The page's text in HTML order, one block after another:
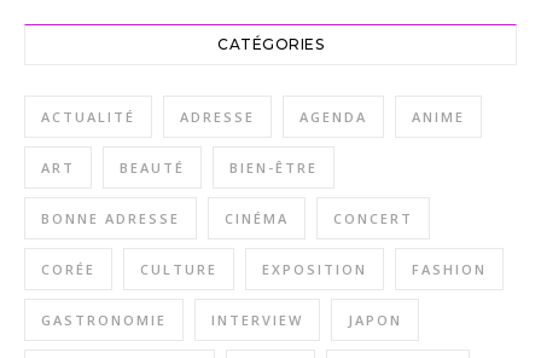
CATÉGORIES
ACTUALITÉ ADRESSE AGENDA ANIME
ART BEAUTÉ BIEN-ÊTRE
BONNE ADRESSE CINÉMA CONCERT
CORÉE CULTURE EXPOSITION FASHION
GASTRONOMIE INTERVIEW JAPON